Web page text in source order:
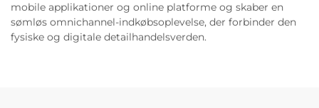
mobile applikationer og online platforme og skaber en
sømløs omnichannel-indkøbsoplevelse, der forbinder den
fysiske og digitale detailhandelsverden.